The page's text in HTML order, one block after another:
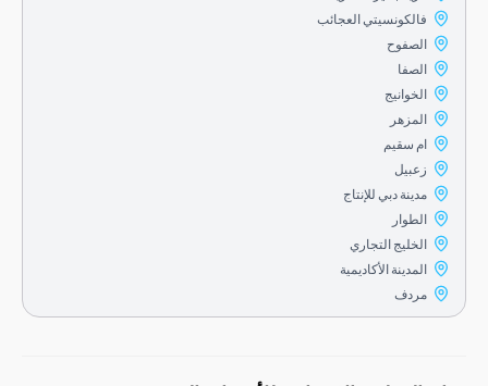
فالكونسيتي العجائب
الخوانيج
ام سقيم
مدينة دبي للإنتاج
الخليج التجاري
المدينة الأكاديمية